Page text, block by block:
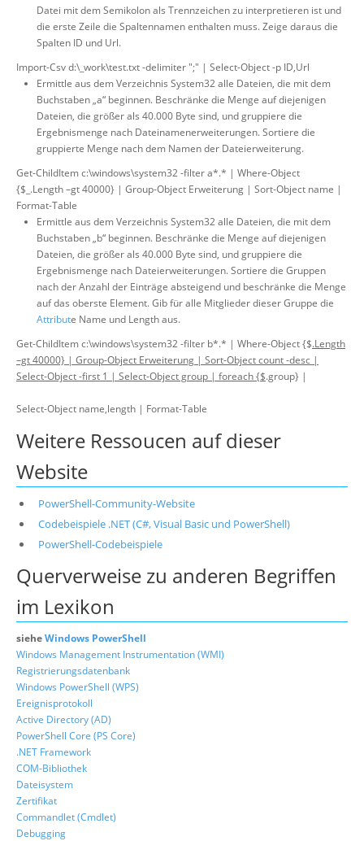
Datei mit dem Semikolon als Trennzeichen zu interpretieren ist und
die erste Zeile die Spaltennamen enthalten muss. Zeige daraus die
Spalten ID und Url.
Import-Csv d:\_work\test.txt -delimiter ";" | Select-Object -p ID,Url
Ermittle aus dem Verzeichnis System32 alle Dateien, die mit dem
Buchstaben „a“ beginnen. Beschränke die Menge auf diejenigen
Dateien, die größer als 40.000 Byte sind, und gruppiere die
Ergebnismenge nach Dateinamenerweiterungen. Sortiere die
gruppierte Menge nach dem Namen der Dateierweiterung.
Get-ChildItem c:\windows\system32 -filter a*.* | Where-Object
{$_.Length –gt 40000} | Group-Object Erweiterung | Sort-Object name |
Format-Table
Ermittle aus dem Verzeichnis System32 alle Dateien, die mit dem
Buchstaben „b“ beginnen. Beschränke die Menge auf diejenigen
Dateien, die größer als 40.000 Byte sind, und gruppiere die
Ergebnismenge nach Dateierweiterungen. Sortiere die Gruppen
nach der Anzahl der Einträge absteigend und beschränke die Menge
auf das oberste Element. Gib für alle Mitglieder dieser Gruppe die
Attribute Name und Length aus.
Get-ChildItem c:\windows\system32 -filter b*.* | Where-Object {$.Length
–gt 40000} | Group-Object Erweiterung | Sort-Object count -desc |
Select-Object -first 1 | Select-Object group | foreach {$.group} |
Select-Object name,length | Format-Table
Weitere Ressoucen auf dieser
Website
PowerShell-Community-Website
Codebeispiele .NET (C#, Visual Basic und PowerShell)
PowerShell-Codebeispiele
Querverweise zu anderen Begriffen
im Lexikon
sieheWindows PowerShell
Windows Management Instrumentation (WMI)
Registrierungsdatenbank
Windows PowerShell (WPS)
Ereignisprotokoll
Active Directory (AD)
PowerShell Core (PS Core)
.NET Framework
COM-Bibliothek
Dateisystem
Zertifikat
Commandlet (Cmdlet)
Debugging